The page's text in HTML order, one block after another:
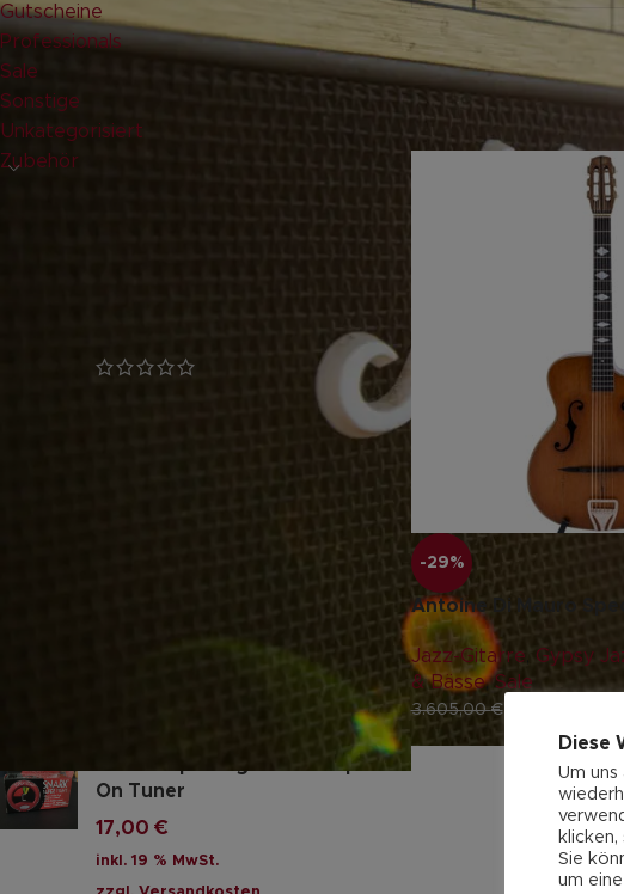
Gutscheine
Professionals
Sale
Sonstige
Unkategorisiert
Zubehör
Signature Overdrive Pedal
geprüfte Gesamtbewertungen
Snark Super Tight ST-2 Clip-
On Tuner
17,00 €
inkl. 19 % MwSt.
Leider keine
paar
-29%
Antoine Di Mauro
Jazz-Gitarre Gypsy
& Bässe, Sale
3.605,00€
Diese
Um uns
Sie
um